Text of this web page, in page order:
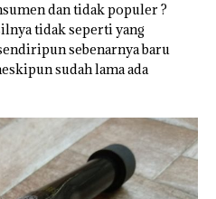
dan tidak populer ?
tidak seperti yang
sebenarnya baru
sudah lama ada